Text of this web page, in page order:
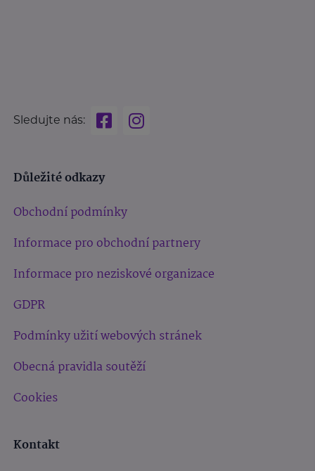
Sledujte nás:
Důležité odkazy
Obchodní podmínky
Informace pro obchodní partnery
Informace pro neziskové organizace
GDPR
Podmínky užití webových stránek
Obecná pravidla soutěží
Cookies
Kontakt